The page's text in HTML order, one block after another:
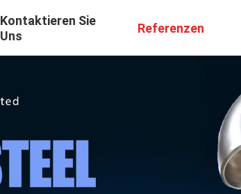
Kontaktieren Sie
Uns
Referenzen